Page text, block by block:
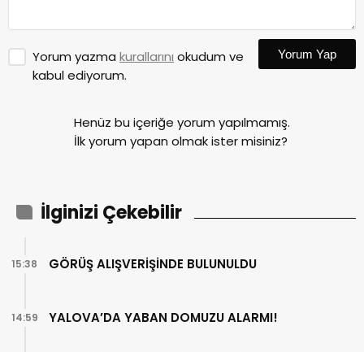
Yorum yazma kurallarını okudum ve
kabul ediyorum.
Yorum Yap
Henüz bu içeriğe yorum yapılmamış.
İlk yorum yapan olmak ister misiniz?
İlginizi Çekebilir
GÖRÜŞ ALIŞVERİŞİNDE BULUNULDU
15:38
YALOVA’DA YABAN DOMUZU ALARMI!
14:59